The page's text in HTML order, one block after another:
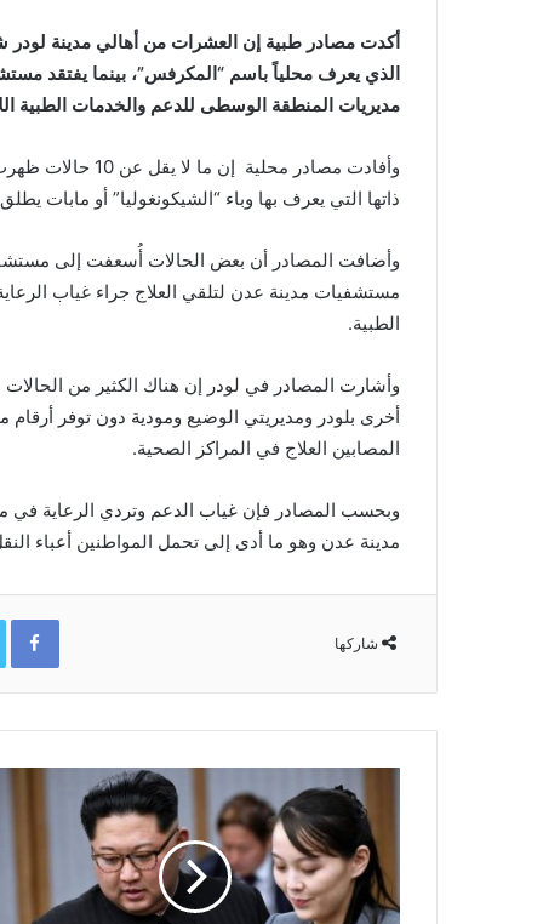
أكدت مصادر طبية إن العشرات من أهالي مدينة لودر
الذي يعرف محلياً باسم “المكرفس”، بينما يفتقد
مديريات المنطقة الوسطى للدعم والخدمات الطبية
وأفادت مصادر
ذاتها التي يعرف بها وباء “الشيكونغوليا” أو مابات
وأضافت المصادر أن بعض الحالات أُسعفت إلى
مستشفيات مدينة عدن لتلقي العلاج جراء غياب
الطبية.
وأشارت المصادر في لودر إن هناك الكثير من
أخرى بلودر ومديريتي الوضيع ومودية دون توفر
المصابين العلاج في المراكز الصحية.
وبحسب المصادر فإن غياب الدعم وتردي الرعاية في
مدينة عدن وهو ما أدى إلى تحمل المواطنين أعباء
شاركها